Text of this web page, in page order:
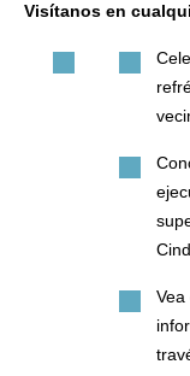
Visítanos en